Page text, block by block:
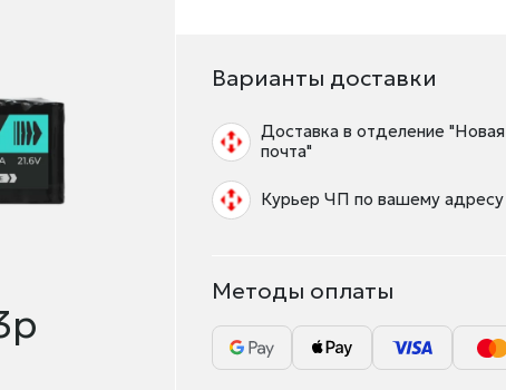
Варианты доставки
Доставка в отделение "Новая
почта"
Курьер ЧП по вашему адресу
Методы оплаты